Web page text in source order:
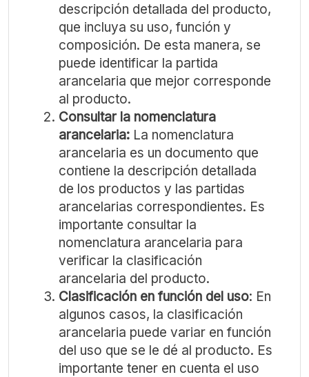
descripción detallada del producto,
que incluya su uso, función y
composición. De esta manera, se
puede identificar la partida
arancelaria que mejor corresponde
al producto.
Consultar la nomenclatura
arancelaria: La nomenclatura
arancelaria es un documento que
contiene la descripción detallada
de los productos y las partidas
arancelarias correspondientes. Es
importante consultar la
nomenclatura arancelaria para
verificar la clasificación
arancelaria del producto.
Clasificación en función del uso: En
algunos casos, la clasificación
arancelaria puede variar en función
del uso que se le dé al producto. Es
importante tener en cuenta el uso